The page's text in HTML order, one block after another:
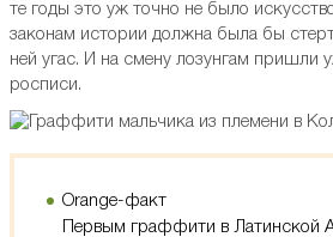
те годы это уж точно не было
законам истории должна была бы
ней угас. И на смену лозунгам пришли
росписи.
Orange-факт
Первым граффити в Латинской